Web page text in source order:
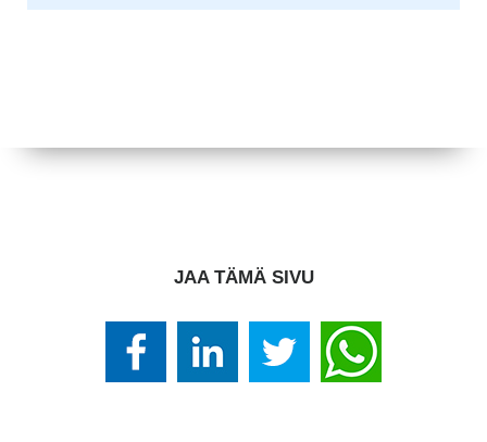
JAA TÄMÄ SIVU